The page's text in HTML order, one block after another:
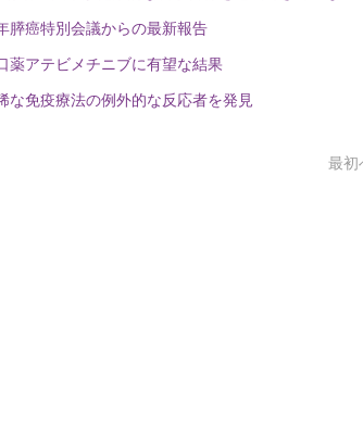
膵癌特別会議からの最新報告
薬アテビメチニブに有望な結果
な免疫療法の例外的な反応者を発見
最初